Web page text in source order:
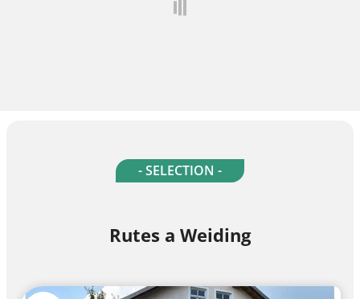
- SELECTION -
Rutes a Weiding